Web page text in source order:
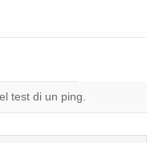
test di un ping.